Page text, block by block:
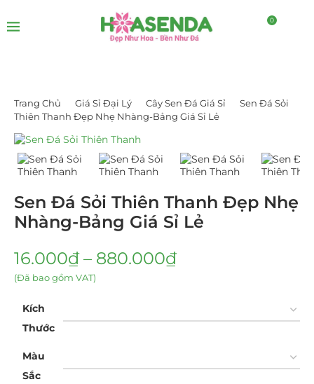
0
Trang Chủ Giá Sỉ Đại Lý Cây Sen Đá Giá Sỉ
Sen Đá Sỏi
Thiên Thanh Đẹp Nhẹ Nhàng-Bảng Giá Sỉ Lẻ
Sen Đá Sỏi Thiên Thanh Đẹp Nhẹ
Nhàng-Bảng Giá Sỉ Lẻ
16.000₫ – 880.000₫
(Đã bao gồm VAT)
Kích
Thước
Màu
Sắc